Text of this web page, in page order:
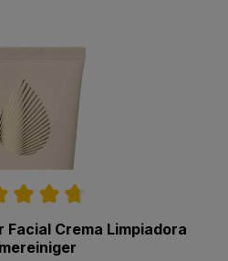
de 4.7 de 5 estrellas
Facial Crema Limpiadora